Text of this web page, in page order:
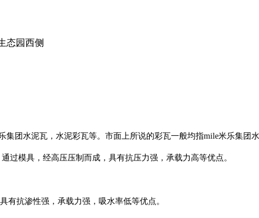
态园西侧
集团水泥瓦，水泥彩瓦等。市面上所说的彩瓦一般均指mile米乐集团
过模具，经高压压制而成，具有抗压力强，承载力高等优点。
有抗渗性强，承载力强，吸水率低等优点。